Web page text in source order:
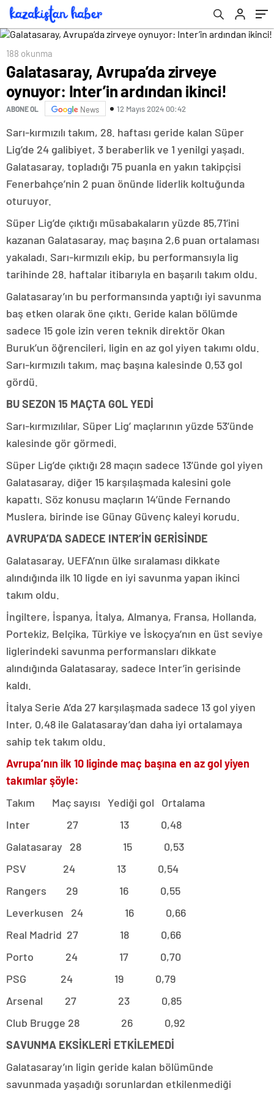
188 okunma
Galatasaray, Avrupa’da zirveye
oynuyor: Inter’in ardından ikinci!
ABONE OL News 12 Mayıs 2024 00:42
Sarı-kırmızılı takım, 28. haftası geride kalan Süper
Lig’de 24 galibiyet, 3 beraberlik ve 1 yenilgi yaşadı.
Galatasaray, topladığı 75 puanla en yakın takipçisi
Fenerbahçe’nin 2 puan önünde liderlik koltuğunda
oturuyor.
Süper Lig’de çıktığı müsabakaların yüzde 85,71’ini
kazanan Galatasaray, maç başına 2,6 puan ortalaması
yakaladı. Sarı-kırmızılı ekip, bu performansıyla lig
tarihinde 28. haftalar itibarıyla en başarılı takım oldu.
Galatasaray’ın bu performansında yaptığı iyi savunma
baş etken olarak öne çıktı. Geride kalan bölümde
sadece 15 gole izin veren teknik direktör Okan
Buruk’un öğrencileri, ligin en az gol yiyen takımı oldu.
Sarı-kırmızılı takım, maç başına kalesinde 0,53 gol
gördü.
BU SEZON 15 MAÇTA GOL YEDİ
Sarı-kırmızılılar, Süper Lig’ maçlarının yüzde 53’ünde
kalesinde gör görmedi.
Süper Lig’de çıktığı 28 maçın sadece 13’ünde gol yiyen
Galatasaray, diğer 15 karşılaşmada kalesini gole
kapattı. Söz konusu maçların 14’ünde Fernando
Muslera, birinde ise Günay Güvenç kaleyi korudu.
AVRUPA’DA SADECE INTER’İN GERİSİNDE
Galatasaray, UEFA’nın ülke sıralaması dikkate
alındığında ilk 10 ligde en iyi savunma yapan ikinci
takım oldu.
İngiltere, İspanya, İtalya, Almanya, Fransa, Hollanda,
Portekiz, Belçika, Türkiye ve İskoçya’nın en üst seviye
liglerindeki savunma performansları dikkate
alındığında Galatasaray, sadece Inter’in gerisinde
kaldı.
İtalya Serie A’da 27 karşılaşmada sadece 13 gol yiyen
Inter, 0,48 ile Galatasaray’dan daha iyi ortalamaya
sahip tek takım oldu.
Avrupa’nın ilk 10 liginde maç başına en az gol yiyen
takımlar şöyle:
Takım Maç sayısı Yediği gol Ortalama
Inter 27 13 0,48
Galatasaray 28 15 0,53
PSV 24 13 0,54
Rangers 29 16 0,55
Leverkusen 24 16 0,66
Real Madrid 27 18 0,66
Porto 24 17 0,70
PSG 24 19 0,79
Arsenal 27 23 0,85
Club Brugge 28 26 0,92
SAVUNMA EKSİKLERİ ETKİLEMEDİ
Galatasaray’ın ligin geride kalan bölümünde
savunmada yaşadığı sorunlardan etkilenmediği